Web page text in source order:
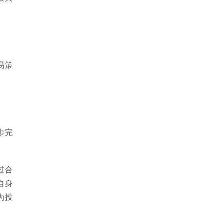
策
完
合
身
投